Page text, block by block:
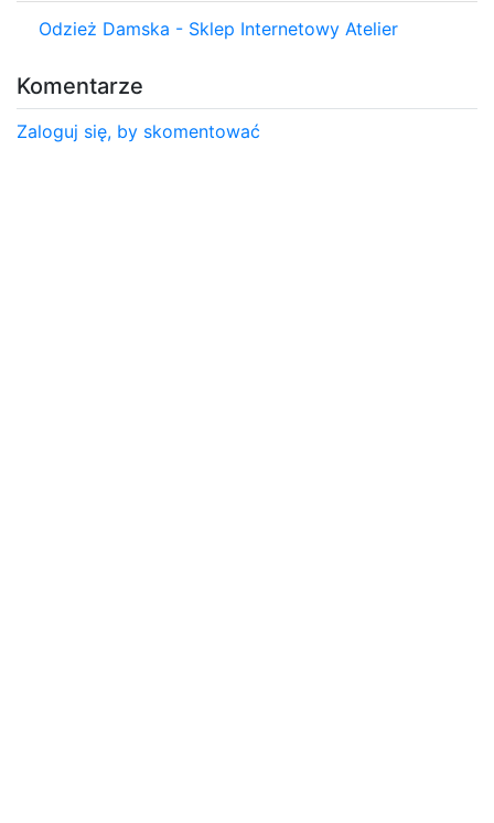
Odzież Damska - Sklep Internetowy Atelier
Komentarze
Zaloguj się, by skomentować